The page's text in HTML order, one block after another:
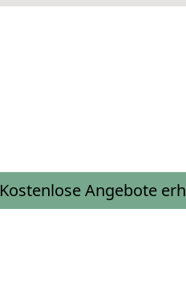
Kostenlose Angebote